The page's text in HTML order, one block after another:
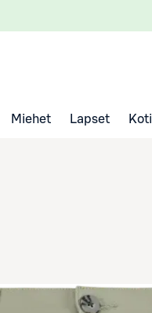
Miehet Lapset Koti